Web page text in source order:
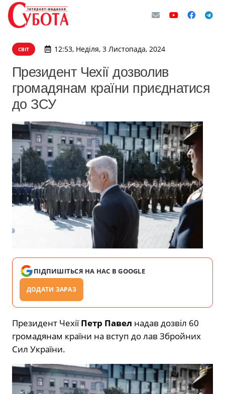
СВІТ 12:53, Неділя, 3 Листопада, 2024
Президент Чехії дозволив
громадянам країни приєднатися
до ЗСУ
ПІДПИШІТЬСЯ НА НАС В GOOGLE
ДОДАТИ ЗАРАЗ
Президент ЧехіїПетр Павел надав дозвіл 60
громадянам країни на вступ до лав Збройних
Сил України.